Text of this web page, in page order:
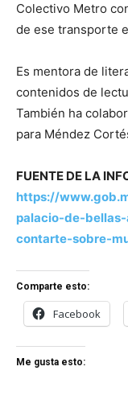
Colectivo Metro
de ese transporte
Es mentora de
contenidos de
También ha
para Méndez
FUENTE DE LA
https://
palacio-de-
contarte-sobre-
Comparte esto:
Facebook
Me gusta esto: